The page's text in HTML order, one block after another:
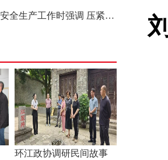
孙大伟到南宁督导检查安全生产工作时强调 压紧压实责任 狠抓隐患整治 坚决筑牢安全生产防线
环江政协调研民间故事